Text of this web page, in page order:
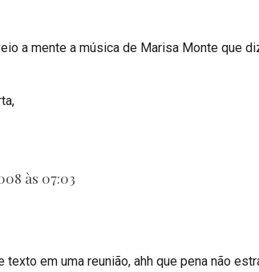
a mente a música de Marisa Monte que
às 07:03
texto em uma reunião, ahh que pena não